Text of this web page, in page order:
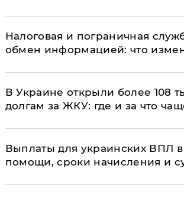
Налоговая и пограничная
обмен информацией: что
В Украине открыли более 108
долгам за ЖКУ: где и за что
Выплаты для украинских ВПЛ в
помощи, сроки начисления и